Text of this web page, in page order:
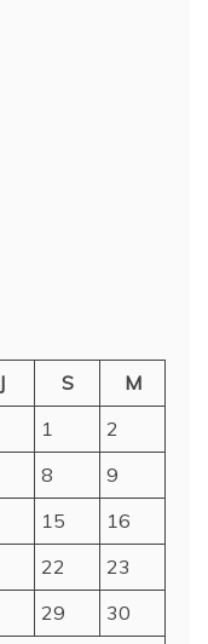
J S
M
1
2
8
9
15
16
22
23
29
30